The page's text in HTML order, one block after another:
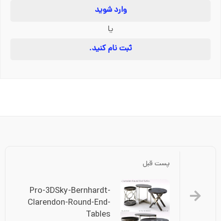
وارد شوید
یا
ثبت نام کنید.
پست قبل
Pro-3DSky-Bernhardt-
Clarendon-Round-End-
Tables